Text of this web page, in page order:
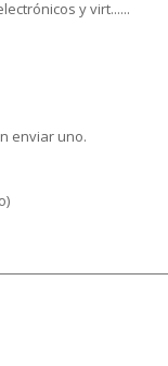
y virt......
enviar uno.